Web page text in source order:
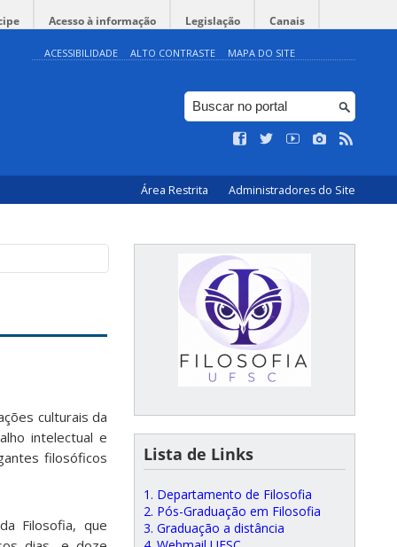
Acesso à informação Legislação Canais
ACESSIBILIDADE ALTO CONTRASTE MAPA DO SITE
Área Restrita Administradores do Site
culturais da
intelectual e
filosóficos
Filosofia, que
Lista de Links
1. Departamento de Filosofia
2. Pós-Graduação em Filosofia
3. Graduação a distância